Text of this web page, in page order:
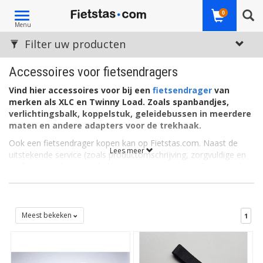
Toggle
navigation
Menu
0
Accessoires voor fietsendragers
Vind hier accessoires voor bij een fietsendrager van
merken als XLC en Twinny Load. Zoals spanbandjes,
verlichtingsbalk, koppelstuk, geleidebussen in meerdere
maten en andere adapters voor de trekhaak.
Ook een fietsendrager kopen kan op Fietstas.com. Naast de
uitstekende service (zoals productomschrijving, zorgvuldige en
kantelbaar, met ledverlichting, het kan allemaal.
Zie hier ook onze accessoires voor de fietsendrager. Zoals de
Lees meer
Filter uw producten
Meest bekeken 1